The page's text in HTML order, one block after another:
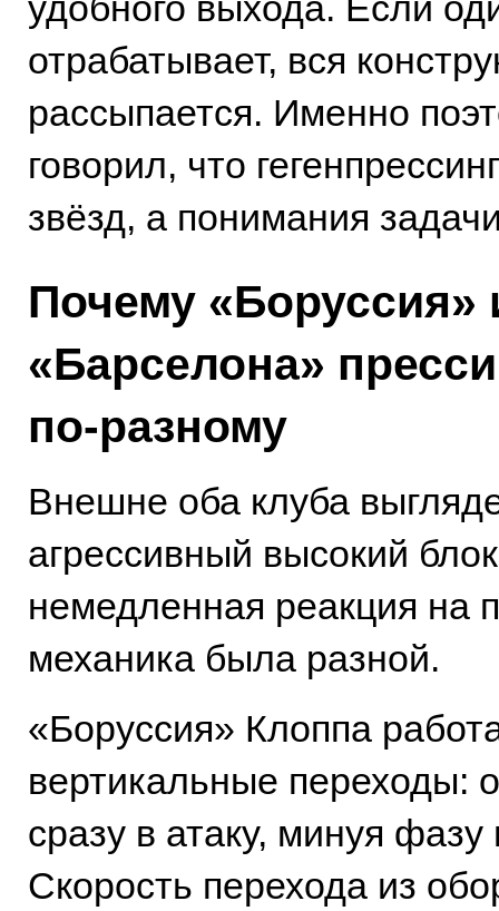
отрабатывает, вся
рассыпается. Именно
говорил, что
звёзд, а понимания
Почему «Боруссия»
«Барселона»
по-разному
Внешне оба клуба
агрессивный высокий
немедленная реакция на
механика была разной.
«Боруссия» Клоппа
вертикальные переходы:
сразу в атаку, минуя фазу
Скорость перехода из